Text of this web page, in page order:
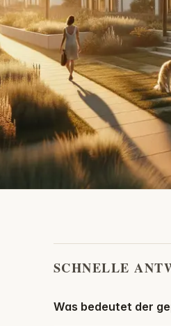
SCHNELLE
Was bedeutet der